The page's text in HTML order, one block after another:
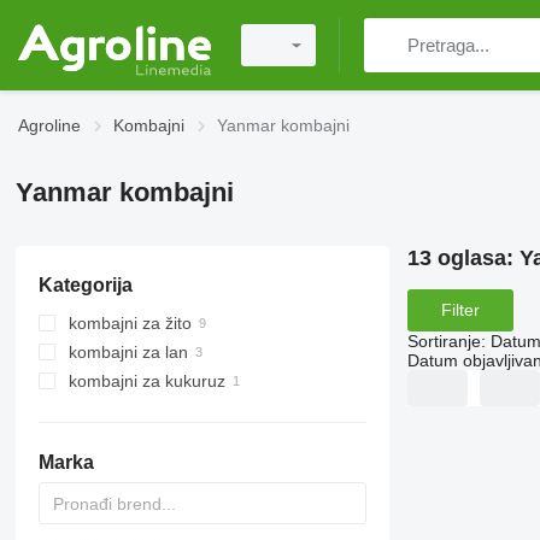
Agroline Kombajni Yanmar kombajni
Yanmar kombajni
Kategorija
kombajni za žito
kombajni za lan
kombajni za kukuruz
Marka
13 oglasa:
Filter
Sortiranje:
Datum